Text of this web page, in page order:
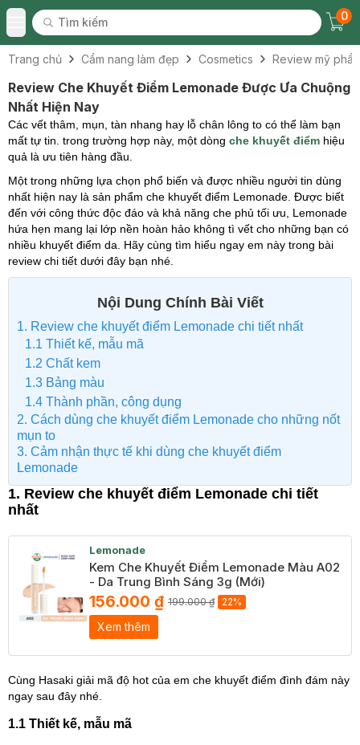
Toggle Menu
Tìm kiếm
Tìm kiếm
0
Trang chủ Cẩm nang làm đẹp Cosmetics Review mỹ
Review Che Khuyết Điểm Lemonade Được Ưa Chuộng
Nhất Hiện Nay
Các vết thâm, mụn, tàn nhang hay lỗ chân lông to có thể làm bạn
mất tự tin. trong trường hợp này, một dòng che khuyết điểm hiệu
quả là ưu tiên hàng đầu.
Một trong những lựa chọn phổ biến và được nhiều người tin dùng
nhất hiện nay là sản phẩm che khuyết điểm Lemonade. Được biết
đến với công thức độc đáo và khả năng che phủ tối ưu, Lemonade
hứa hẹn mang lại lớp nền hoàn hảo không tì vết cho những bạn có
nhiều khuyết điểm da. Hãy cùng tìm hiểu ngay em này trong bài
review chi tiết dưới đây bạn nhé.
Nội Dung Chính Bài Viết
1. Review che khuyết điểm Lemonade chi tiết nhất
1.1 Thiết kế, mẫu mã
1.2 Chất kem
1.3 Bảng màu
1.4 Thành phần, công dụng
2. Cách dùng che khuyết điểm Lemonade cho những nốt
mụn to
3. Cảm nhận thực tế khi dùng che khuyết điểm
Lemonade
1. Review che khuyết điểm Lemonade chi tiết
nhất
Lemonade
Kem Che Khuyết Điểm Lemonade Màu A02
- Da Trung Bình Sáng 3g (Mới)
156.000 ₫ 199.000 ₫ 22%
Xem thêm
Cùng Hasaki giải mã độ hot của em che khuyết điểm đình đám này
ngay sau đây nhé.
1.1 Thiết kế, mẫu mã